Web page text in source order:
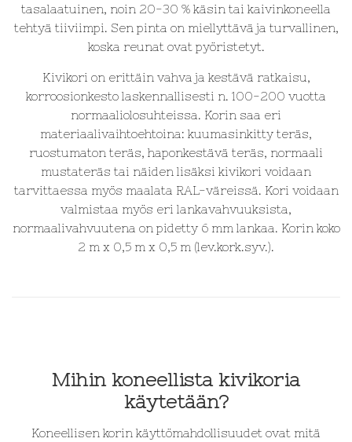
tasalaatuinen, noin 20-30 % käsin tai kaivinkoneella
tehtyä tiiviimpi. Sen pinta on miellyttävä ja turvallinen,
koska reunat ovat pyöristetyt.
Kivikori on erittäin vahva ja kestävä ratkaisu,
korroosionkesto laskennallisesti n. 100-200 vuotta
normaaliolosuhteissa. Korin saa eri
materiaalivaihtoehtoina: kuumasinkitty teräs,
ruostumaton teräs, haponkestävä teräs, normaali
mustateräs tai näiden lisäksi kivikori voidaan
tarvittaessa myös maalata RAL-väreissä. Kori voidaan
valmistaa myös eri lankavahvuuksista,
normaalivahvuutena on pidetty 6 mm lankaa. Korin koko
2 m x 0,5 m x 0,5 m (lev.kork.syv.).
Mihin koneellista kivikoria
käytetään?
Koneellisen korin käyttömahdollisuudet ovat mitä